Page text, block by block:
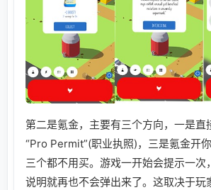
第二是氪金，主要有三个方向，一是直
“Pro Permit”(职业执照)，三是氪金开
三个都不用买。游戏一开始会提示一次
说明就再也不会弹出来了。这取决于玩